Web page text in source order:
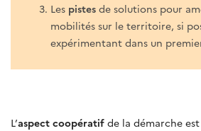
Les pistes de solutions pour
mobilités sur le territoire, si
expérimentant dans un
L’aspect coopératif de la démarche